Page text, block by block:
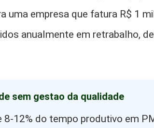
uma empresa que fatura R$ 1
anualmente em retrabalho,
sem gestao da qualidade
8-12% do tempo produtivo em